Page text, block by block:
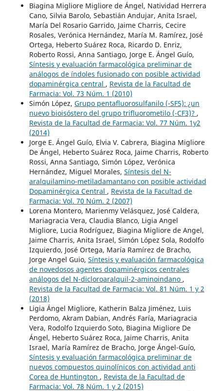
Biagina Migliore Migliore de Ángel, Natividad Herrera
Cano, Silvia Barolo, Sebastián Andujar, Anita Israel,
María Del Rosario Garrido, Jaime Charris, Cecire
Rosales, Verónica Hernández, María M. Ramírez, José
Ortega, Heberto Suárez Roca, Ricardo D. Enriz,
Roberto Rossi, Anna Santiago, Jorge E. Ángel Guío,
Síntesis y evaluación farmacológica preliminar de
análogos de índoles fusionado con posible actividad
dopaminérgica central , Revista de la Facultad de
Farmacia: Vol. 73 Núm. 1 (2010)
Simón López, Grupo pentafluorosulfanilo (-SF5): ¿un
nuevo bioisóstero del grupo trifluorometilo (-CF3)? ,
Revista de la Facultad de Farmacia: Vol. 77 Núm. 1y2
(2014)
Jorge E. Ángel Guío, Elvia V. Cabrera, Biagina Migliore
De Ángel, Heberto Suárez Roca, Jaime Charris, Roberto
Rossi, Anna Santiago, Simón López, Verónica
Hernández, Miguel Morales, Síntesis del N-
aralquilamino-metiladamantano con posible actividad
Dopaminérgica Central , Revista de la Facultad de
Farmacia: Vol. 70 Núm. 2 (2007)
Lorena Montero, Marienmy Velásquez, José Caldera,
Mariagracia Vera, Claudia Blanco, Ligia Angel
Migliore, Lucia Rodríguez, Biagina Migliore de Angel,
Jaime Charris, Anita Israel, Simón López Sola, Rodolfo
Izquierdo, José Ortega, María Ramírez de Bracho,
Jorge Angel Guio, Síntesis y evaluación farmacológica
de novedosos agentes dopaminérgicos centrales
análogos del N-dicloroaralquil-2-aminoindano ,
Revista de la Facultad de Farmacia: Vol. 81 Núm. 1 y 2
(2018)
Ligia Ángel Migliore, Katherin Balza Jiménez, Luis
Perdomo, Akram Dabian, Andrés Faría, Mariagracia
Vera, Rodolfo Izquierdo Soto, Biagina Migliore De
Ángel, Heberto Suárez Roca, Jaime Charris, Anita
Israel, María Ramírez de Bracho, Jorge Ángel-Guío,
Síntesis y evaluación farmacológica preliminar de
nuevos compuestos quinolínicos con actividad anti
Corea de Huntington , Revista de la Facultad de
Farmacia: Vol. 78 Núm. 1 y 2 (2015)